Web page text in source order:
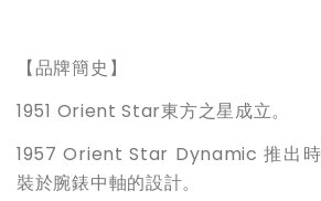
【品牌簡史】
1951 Orient Star東方之星成立。
1957 Orient Star Dynamic 推出
裝於腕錶中軸的設計。